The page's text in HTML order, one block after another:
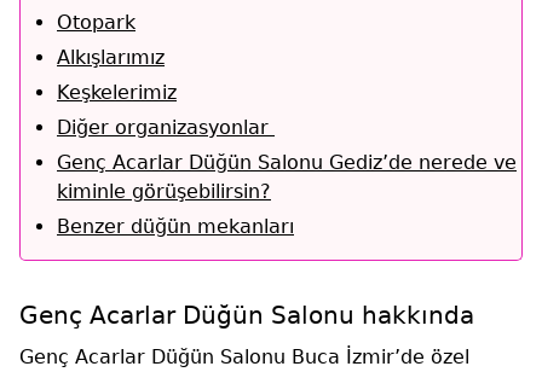
Otopark
Alkışlarımız
Keşkelerimiz
Diğer organizasyonlar
Genç Acarlar Düğün Salonu Gediz’de nerede ve
kiminle görüşebilirsin?
Benzer düğün mekanları
Genç Acarlar Düğün Salonu hakkında
Genç Acarlar Düğün Salonu Buca İzmir’de özel